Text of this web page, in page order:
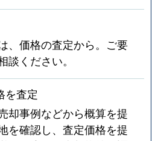
、価格の査定から。ご要
談ください。
を査定
却事例などから概算を提
を確認し、査定価格を提